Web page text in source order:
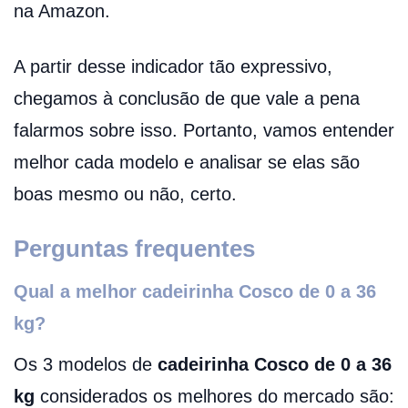
na Amazon.
A partir desse indicador tão expressivo,
chegamos à conclusão de que vale a pena
falarmos sobre isso. Portanto, vamos entender
melhor cada modelo e analisar se elas são
boas mesmo ou não, certo.
Perguntas frequentes
Qual a melhor cadeirinha Cosco de 0 a 36
kg?
Os 3 modelos de cadeirinha Cosco de 0 a 36
kg considerados os melhores do mercado são: